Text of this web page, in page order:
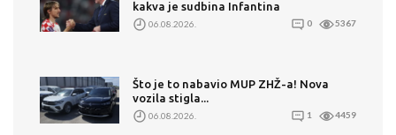
kakva je sudbina Infantina
06.08.2026. 0 5367
Što je to nabavio MUP ZHŽ-a! Nova
vozila stigla...
06.08.2026. 1 4459